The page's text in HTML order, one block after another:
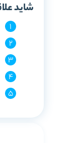
شاید